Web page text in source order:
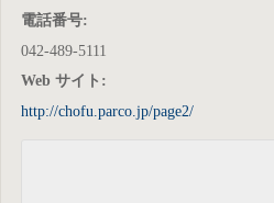
電話番号:
042-489-5111
Web サイト:
http://chofu.parco.jp/page2/